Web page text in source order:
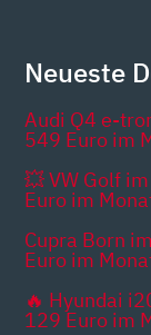
Neueste
Audi Q4 e-
549 Euro im
💥 VW Golf
Euro im
Cupra Born
Euro im
🔥 Hyundai
129 Euro im